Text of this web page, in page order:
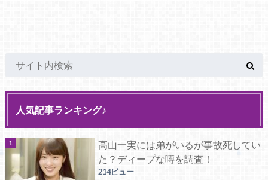
人気記事ランキング♪
高山一実には弟がいるが事故死してい
た？ディープな噂を調査！
214ビュー